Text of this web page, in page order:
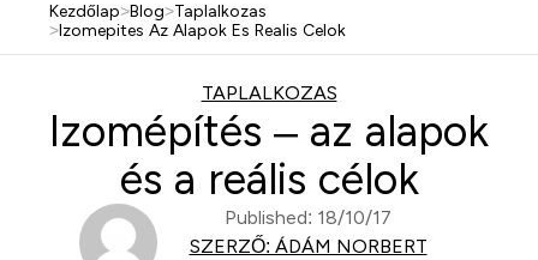
Kezdőlap>Blog>Taplalkozas
>Izomepites Az Alapok Es Realis Celok
TAPLALKOZAS
Izomépítés – az alapok
és a reális célok
Published: 18/10/17
SZERZŐ: ÁDÁM NORBERT